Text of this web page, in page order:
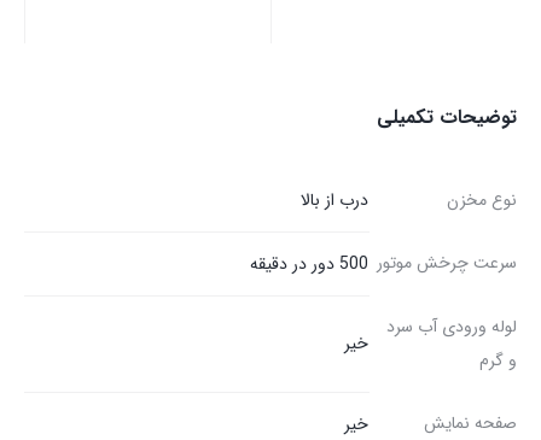
توضیحات تکمیلی
نوع مخزن درب از بالا
سرعت چرخش موتور 500 دور در دقیقه
لوله ورودی آب سرد
و گرم
خیر
صفحه نمایش خیر